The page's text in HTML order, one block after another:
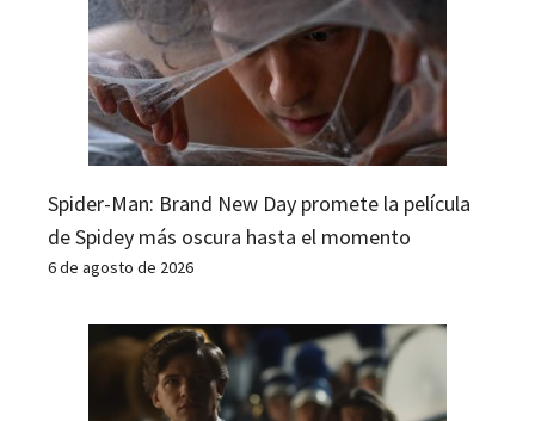
Spider-Man: Brand New Day promete la película
de Spidey más oscura hasta el momento
6 de agosto de 2026